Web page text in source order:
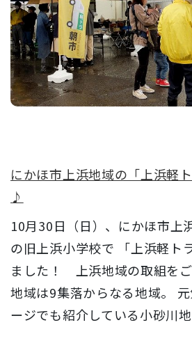
にかほ市上浜地域の「上浜軽
♪
10月30日（日）、にかほ市上
の旧上浜小学校で 「上浜軽ト
ました！ 上浜地域の取組を
地域は9集落からなる地域。
ージでも紹介している小砂川